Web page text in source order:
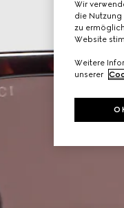
Wir
die
zu
Website
Weitere
unserer